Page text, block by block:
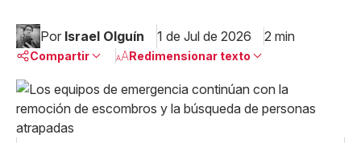
Por Israel Olguín 1 de Jul de 2026 2 min
Compartir
Linkedin
X
Redimensionar texto
Pequeño
Mediano